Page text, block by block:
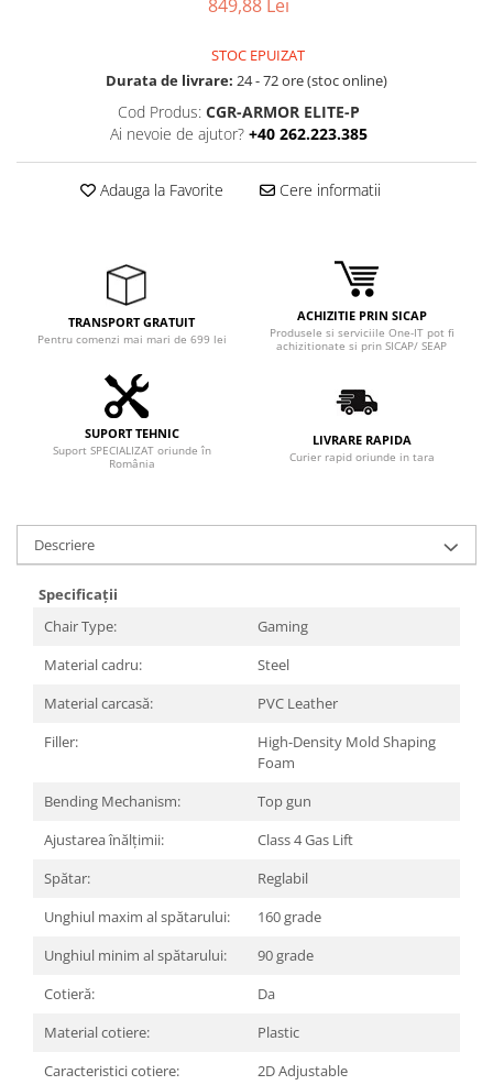
Microfoane & Casti Gaming
Scaune Gaming
Tastaturi Gaming
Card Reader
Casti
Componente PC
Placi Video
CPU
Cooler
Servere & Componente
Componente Server
Servere
Software
Retelistica & Supraveghere
Printing
Multifunctionale
849,88 Lei
STOC EPUIZAT
Durata de livrare: 24 - 72 ore (stoc online)
Cod Produs: CGR-ARMOR ELITE-P
Ai nevoie de ajutor? +40 262.223.385
Adauga la Favorite Cere informatii
TRANSPORT GRATUIT
Pentru comenzi mai mari de 699 lei
ACHIZITIE PRIN SICAP
Produsele si serviciile One-IT pot fi
achizitionate si prin SICAP/ SEAP
SUPORT TEHNIC
Suport SPECIALIZAT oriunde în
România
LIVRARE RAPIDA
Curier rapid oriunde in tara
Descriere
Specificații
Chair Type:
Gaming
Material cadru:
Steel
Material carcasă:
PVC Leather
Filler:
High-Density Mold Shaping
Foam
Bending Mechanism:
Top gun
Ajustarea înălțimii:
Class 4 Gas Lift
Spătar:
Reglabil
Unghiul maxim al spătarului:
160 grade
Unghiul minim al spătarului:
90 grade
Cotieră:
Da
Material cotiere:
Plastic
Caracteristici cotiere:
2D Adjustable